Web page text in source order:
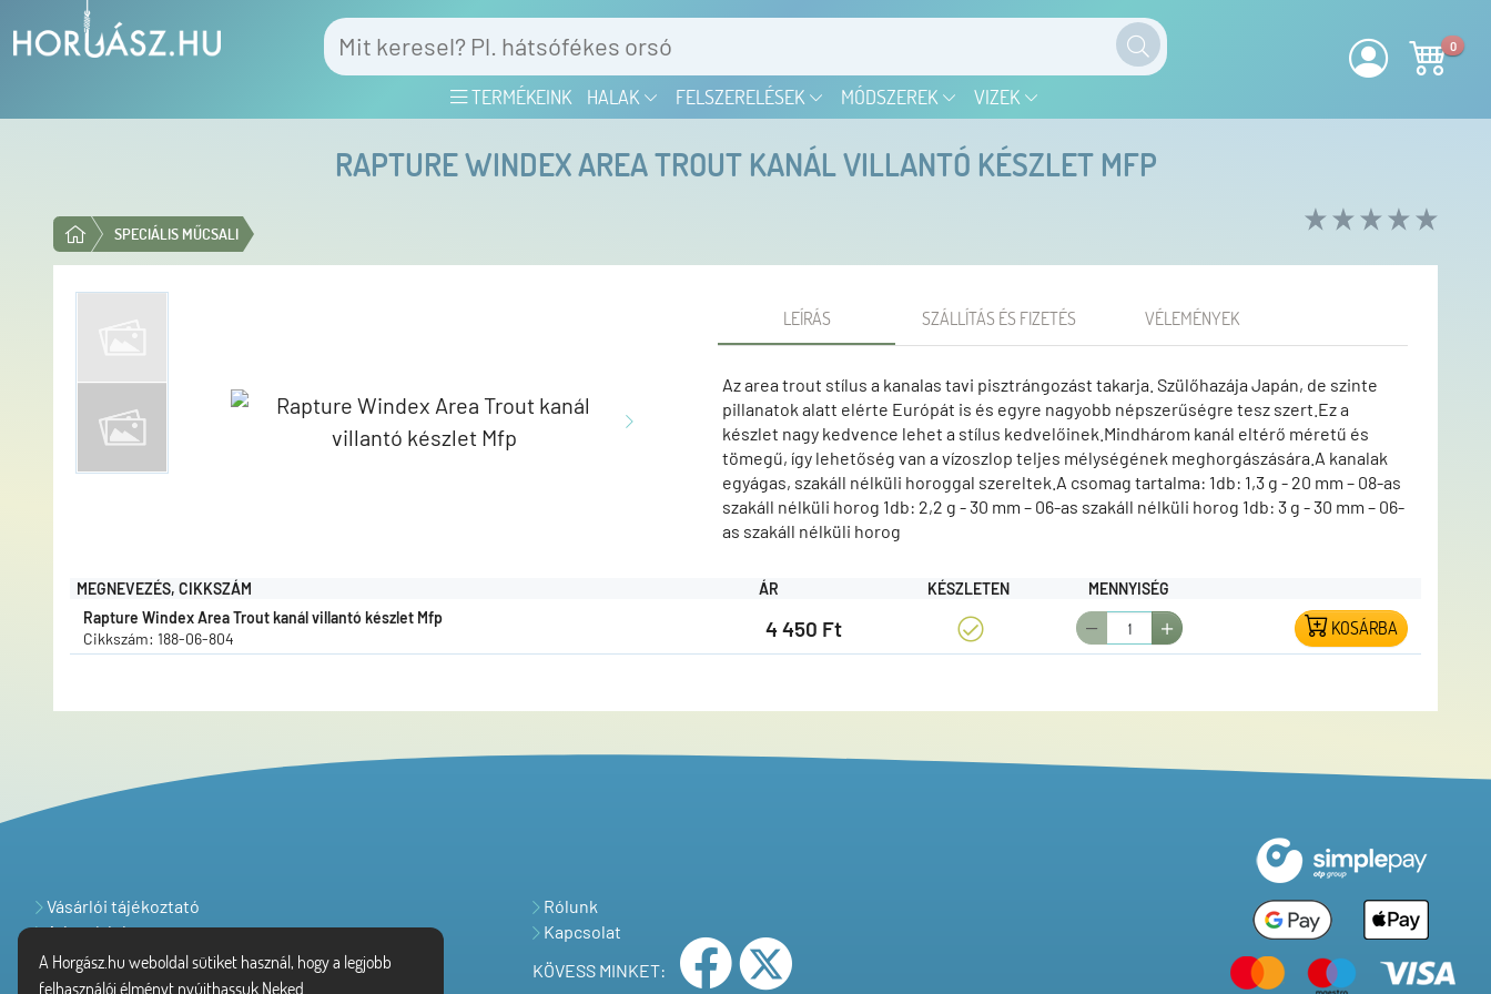
A Horgász.hu weboldal sütiket használ, hogy a legjobb
felhasználói élményt nyújthassuk Neked.
TERMÉKEINK HALAK FELSZERELÉSEK MÓDSZEREK VIZEK
0
RAPTURE WINDEX AREA TROUT KANÁL VILLANTÓ KÉSZLET MFP
SPECIÁLIS MŰCSALI
LEÍRÁS SZÁLLÍTÁS ÉS FIZETÉS VÉLEMÉNYEK
Az area trout stílus a kanalas tavi pisztrángozást takarja. Szülőhazája Japán, de szinte
pillanatok alatt elérte Európát is és egyre nagyobb népszerűségre tesz szert.Ez a
készlet nagy kedvence lehet a stílus kedvelőinek.Mindhárom kanál eltérő méretű és
tömegű, így lehetőség van a vízoszlop teljes mélységének meghorgászására.A kanalak
egyágas, szakáll nélküli horoggal szereltek.A csomag tartalma: 1db: 1,3 g - 20 mm – 08-as
szakáll nélküli horog 1db: 2,2 g - 30 mm – 06-as szakáll nélküli horog 1db: 3 g - 30 mm – 06-
as szakáll nélküli horog
MEGNEVEZÉS, CIKKSZÁM ÁR KÉSZLETEN
MENNYISÉG
Rapture Windex Area Trout kanál villantó készlet Mfp
Cikkszám: 188-06-804
4 450 Ft KOSÁRBA
Vásárlói tájékoztató
Adatvédelem
Rólunk
Kapcsolat
KÖVESS MINKET: